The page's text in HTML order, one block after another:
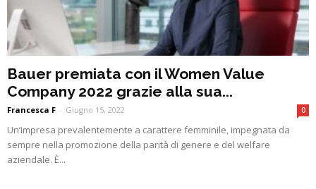
Bauer premiata con il Women Value
Company 2022 grazie alla sua...
Francesca F - Giugno 15, 2022 0
Un’impresa prevalentemente a carattere femminile, impegnata da
sempre nella promozione della parità di genere e del welfare
aziendale. È...